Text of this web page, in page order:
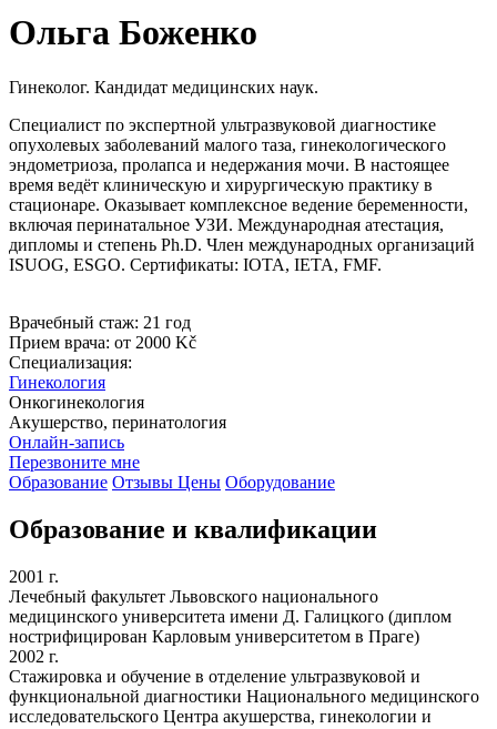
Ольга Боженко
Гинеколог. Кандидат медицинских наук.
Специалист по экспертной ультразвуковой диагностике
опухолевых заболеваний малого таза, гинекологического
эндометриоза, пролапса и недержания мочи. В настоящее
время ведёт клиническую и хирургическую практику в
стационаре. Оказывает комплексное ведение беременности,
включая перинатальное УЗИ. Международная атестация,
дипломы и степень Ph.D. Член международных организаций
ISUOG, ESGO. Сертификаты: IOTA, IETA, FMF.
Врачебный стаж: 21 год
Прием врача: от 2000 Kč
Специализация:
Гинекология
Онкогинекология
Акушерство, перинатология
Онлайн-запись
Перезвоните мне
Образование Отзывы Цены Оборудование
Образование и квалификации
2001 г.
Лечебный факультет Львовского национального
медицинского университета имени Д. Галицкого (диплом
нострифицирован Карловым университетом в Праге)
2002 г.
Стажировка и обучение в отделение ультразвуковой и
функциональной диагностики Национального медицинского
исследовательского Центра акушерства, гинекологии и